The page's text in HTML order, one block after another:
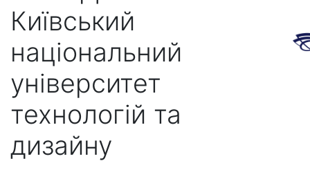
Київський
національний
університет
технологій та
дизайну